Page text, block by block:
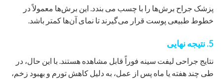
پزشک جراح برش‌ها را با چسب می بندد. این برش‌ها معمولاً در
خطوط طبیعی پوست قرار می‌گیرند تا نمای آن‌ها کمتر باشد.
5. نتیجه نهایی
نتایج جراحی لیفت سینه فوراً قابل مشاهده هستند. با این حال، در
طی چند هفته یا ماه پس از عمل، به دلیل کاهش تورم و بهبود زخم،